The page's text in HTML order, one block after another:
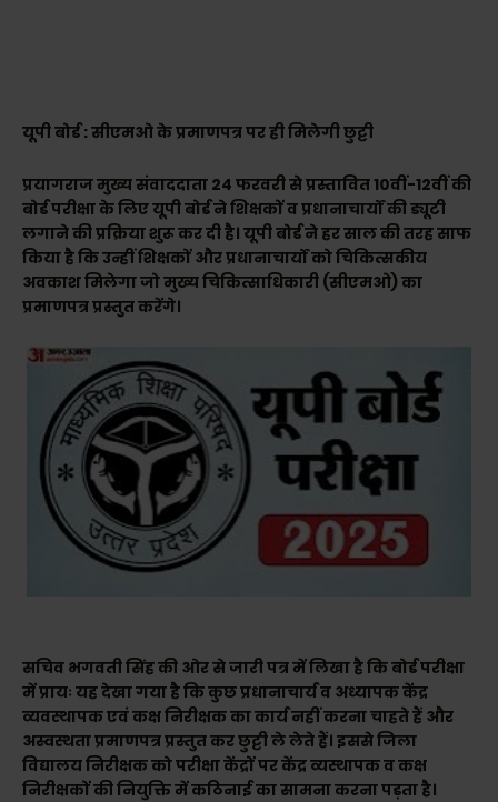
यूपी बोर्ड : सीएमओ के प्रमाणपत्र पर ही मिलेगी छुट्टी
प्रयागराज मुख्य संवाददाता 24 फरवरी से प्रस्तावित 10वीं-12वीं की
बोर्ड परीक्षा के लिए यूपी बोर्ड ने शिक्षकों व प्रधानाचार्यों की ड्यूटी
लगाने की प्रक्रिया शुरू कर दी है। यूपी बोर्ड ने हर साल की तरह साफ
किया है कि उन्हीं शिक्षकों और प्रधानाचार्यों को चिकित्सकीय
अवकाश मिलेगा जो मुख्य चिकित्साधिकारी (सीएमओ) का
प्रमाणपत्र प्रस्तुत करेंगे।
सचिव भगवती सिंह की ओर से जारी पत्र में लिखा है कि बोर्ड परीक्षा
में प्रायः यह देखा गया है कि कुछ प्रधानाचार्य व अध्यापक केंद्र
व्यवस्थापक एवं कक्ष निरीक्षक का कार्य नहीं करना चाहते हैं और
अस्वस्थता प्रमाणपत्र प्रस्तुत कर छुट्टी ले लेते हैं। इससे जिला
विद्यालय निरीक्षक को परीक्षा केंद्रों पर केंद्र व्यस्थापक व कक्ष
निरीक्षकों की नियुक्ति में कठिनाई का सामना करना पड़ता है।